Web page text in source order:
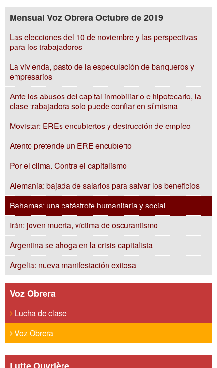
Mensual Voz Obrera Octubre de 2019
Las elecciones del 10 de noviembre y las perspectivas
para los trabajadores
La vivienda, pasto de la especulación de banqueros y
empresarios
Ante los abusos del capital inmobiliario e hipotecario, la
clase trabajadora solo puede confiar en sí misma
Movistar: EREs encubiertos y destrucción de empleo
Atento pretende un ERE encubierto
Por el clima. Contra el capitalismo
Alemania: bajada de salarios para salvar los beneficios
Bahamas: una catástrofe humanitaria y social
Irán: joven muerta, víctima de oscurantismo
Argentina se ahoga en la crisis capitalista
Argelia: nueva manifestación exitosa
Voz Obrera
Lucha de clase
Voz Obrera